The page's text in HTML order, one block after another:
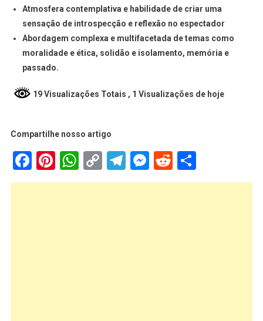
Atmosfera contemplativa e habilidade de criar uma
sensação de introspecção e reflexão no espectador
Abordagem complexa e multifacetada de temas como
moralidade e ética, solidão e isolamento, memória e
passado.
19 Visualizações Totais , 1 Visualizações de hoje
Compartilhe nosso artigo
Facebook
Pinterest
WhatsApp
Copy
Link
Telegram
Messenger
Reddit
Share